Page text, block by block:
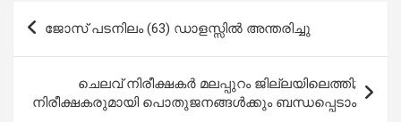
Post
navigation
ജോസ് പടനിലം (63) ഡാളസ്സിൽ അന്തരിച്ചു
ചെലവ് നിരീക്ഷകര്‍ മലപ്പുറം ജില്ലയിലെത്തി;
നിരീക്ഷകരുമായി പൊതുജനങ്ങള്‍ക്കും ബന്ധപ്പെടാം